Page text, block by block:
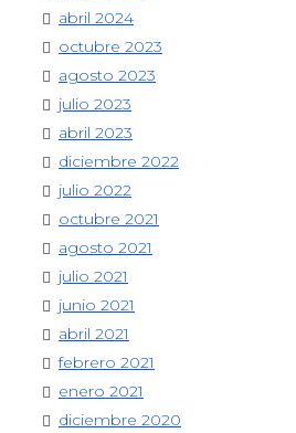
abril 2024
octubre 2023
agosto 2023
julio 2023
abril 2023
diciembre 2022
julio 2022
octubre 2021
agosto 2021
julio 2021
junio 2021
abril 2021
febrero 2021
enero 2021
diciembre 2020